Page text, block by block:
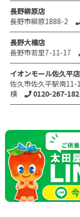
長野柳原店
長野市柳原1888-2
長野大橋店
長野市若里7-11-17
イオンモール佐久平店
佐久市佐久平駅南11-
横
0120-267-182